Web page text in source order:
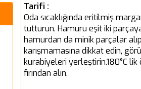
Tarifi :
Oda sıcaklığında eritilmiş
tutturun. Hamuru eşit iki
hamurdan da minik parçalar
karışmamasına dikkat edin,
kurabiyeleri yerleştirin.180°C lik
fırından alın.